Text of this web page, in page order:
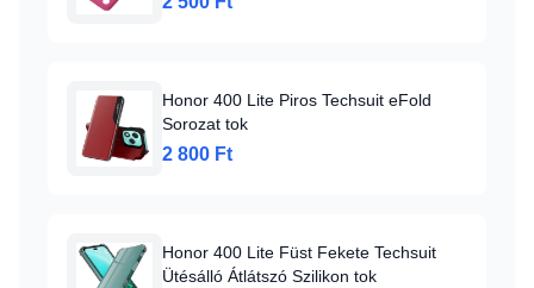
Honor 400 Lite Piros Techsuit eFold
Sorozat tok
2 800 Ft
Honor 400 Lite Füst Fekete Techsuit
Ütésálló Átlátszó Szilikon tok